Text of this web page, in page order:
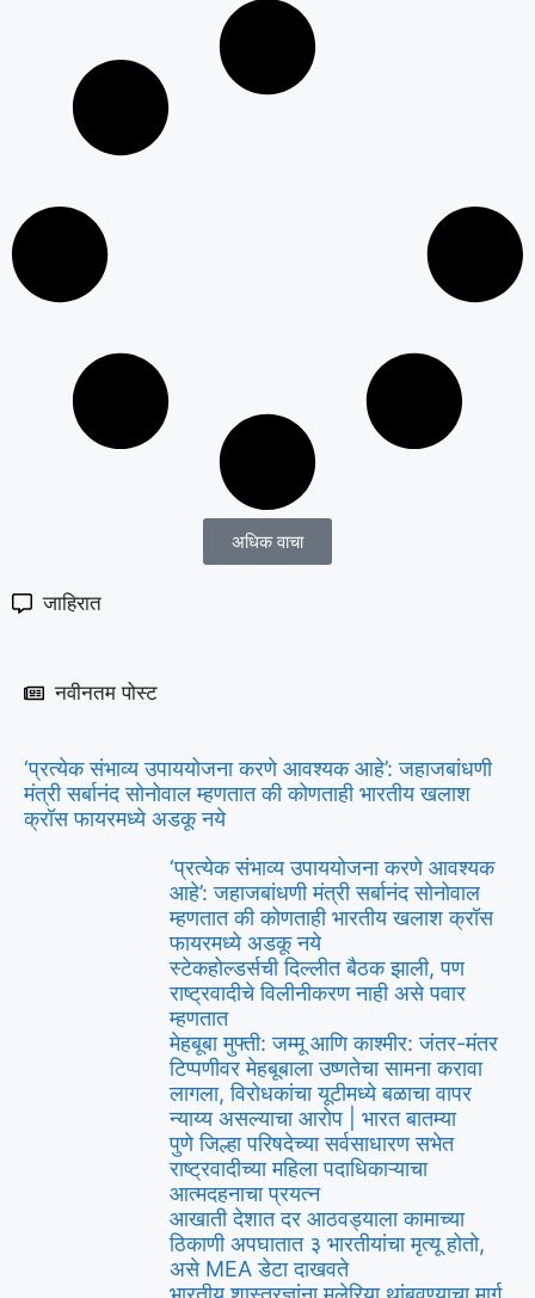
अधिक वाचा
जाहिरात
नवीनतम पोस्ट
‘प्रत्येक संभाव्य उपाययोजना करणे आवश्यक आहे’: जहाजबांधणी
मंत्री सर्बानंद सोनोवाल म्हणतात की कोणताही भारतीय खलाश
क्रॉस फायरमध्ये अडकू नये
‘प्रत्येक संभाव्य उपाययोजना करणे आवश्यक
आहे’: जहाजबांधणी मंत्री सर्बानंद सोनोवाल
म्हणतात की कोणताही भारतीय खलाश क्रॉस
फायरमध्ये अडकू नये
स्टेकहोल्डर्सची दिल्लीत बैठक झाली, पण
राष्ट्रवादीचे विलीनीकरण नाही असे पवार
म्हणतात
मेहबूबा मुफ्ती: जम्मू आणि काश्मीर: जंतर-मंतर
टिप्पणीवर मेहबूबाला उष्णतेचा सामना करावा
लागला, विरोधकांचा यूटीमध्ये बळाचा वापर
न्याय्य असल्याचा आरोप | भारत बातम्या
पुणे जिल्हा परिषदेच्या सर्वसाधारण सभेत
राष्ट्रवादीच्या महिला पदाधिकाऱ्याचा
आत्मदहनाचा प्रयत्न
आखाती देशात दर आठवड्याला कामाच्या
ठिकाणी अपघातात ३ भारतीयांचा मृत्यू होतो,
असे MEA डेटा दाखवते